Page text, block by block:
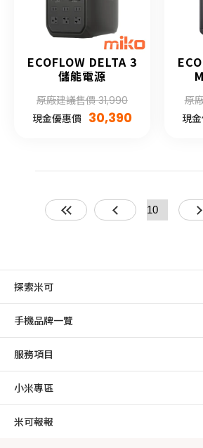
ECOFLOW DELTA 3
儲能電源
原廠建議售價 31,990
現金優惠價 30,390
原
現
探索米可
手機品牌一覽
服務項目
小米專區
米可報報